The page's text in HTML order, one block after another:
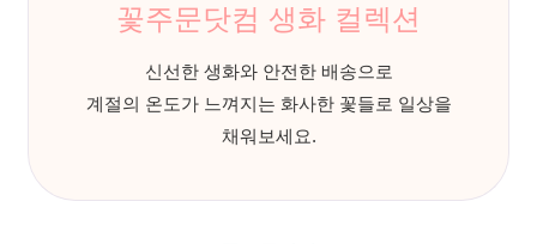
꽃주문닷컴 생화 컬렉션
신선한 생화와 안전한 배송으로
계절의 온도가 느껴지는 화사한 꽃들로 일상을
채워보세요.